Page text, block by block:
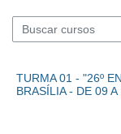
Buscar cursos
TURMA 01 - "26º
BRASÍLIA - DE 09